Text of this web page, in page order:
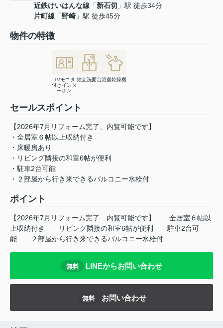
近鉄けいはんな線 「新石切 」駅 徒歩34分
片町線 「野崎 」駅 徒歩45分
物件の特徴
TVモニタ
付きインタ
ーホン
独立洗面台浴室乾燥機
セールスポイント
【2026年7月リフォーム完了、内覧可能です】
・全居室６帖以上収納付き
・床暖房あり
・リビング隣接の和室6帖が便利
・駐車2台可能
・２部屋から行き来できるバルコニー水栓付
ポイント
【2026年7月リフォーム完了 内覧可能です】
全居室６帖以
上収納付き
リビング隣接の和室6帖が便利
駐車2台可
能
２部屋から行き来できるバルコニー水栓付
無料 LINEからお問い合わせ
無料 お問い合わせ